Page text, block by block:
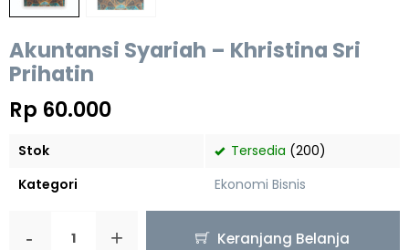
Akuntansi Syariah – Khristina Sri
Prihatin
Rp 60.000
Stok Tersedia (200)
Kategori
Ekonomi Bisnis
- + Keranjang Belanja